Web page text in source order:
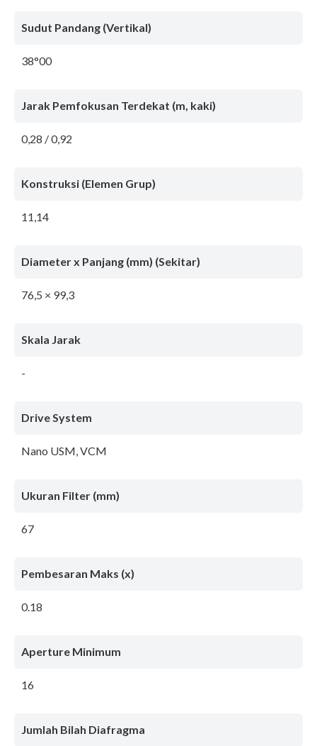
Sudut Pandang (Vertikal)
38°00
Jarak Pemfokusan Terdekat (m, kaki)
0,28 / 0,92
Konstruksi (Elemen Grup)
11,14
Diameter x Panjang (mm) (Sekitar)
76,5 × 99,3
Skala Jarak
-
Drive System
Nano USM, VCM
Ukuran Filter (mm)
67
Pembesaran Maks (x)
0.18
Aperture Minimum
16
Jumlah Bilah Diafragma